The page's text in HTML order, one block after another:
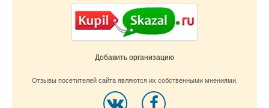
Добавить организацию
Отзывы посетителей сайта являются их собственными мнениями.